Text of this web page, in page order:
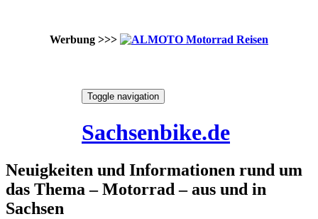
Werbung >>>
Toggle navigation
Sachsenbike.de
Neuigkeiten und Informationen rund um
das Thema – Motorrad – aus und in
Sachsen